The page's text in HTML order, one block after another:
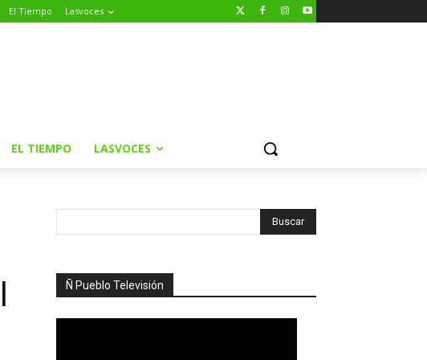
El Tiempo Lasvoces
EL TIEMPO LASVOCES
Ñ Pueblo Televisión